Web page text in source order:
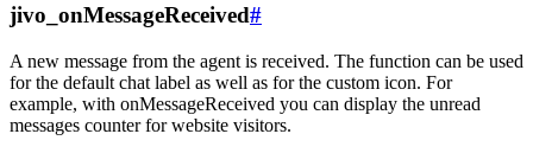
jivo_onMessageReceived#
A new message from the agent is received. The function can be used
for the default chat label as well as for the custom icon. For
example, with onMessageReceived you can display the unread
messages counter for website visitors.